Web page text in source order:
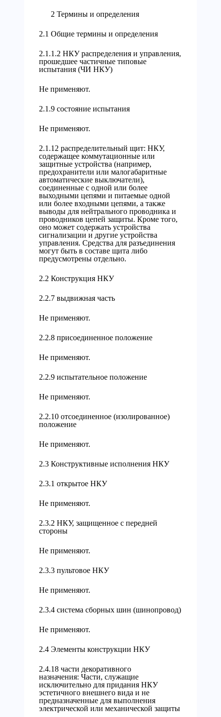
2 Термины и определения
2.1 Общие термины и определения
2.1.1.2 НКУ распределения и управления,
прошедшее частичные типовые
испытания (ЧИ НКУ)
Не применяют.
2.1.9 состояние испытания
Не применяют.
2.1.12 распределительный щит: НКУ,
содержащее коммутационные или
защитные устройства (например,
предохранители или малогабаритные
автоматические выключатели),
соединенные с одной или более
выходными цепями и питаемые одной
или более входными цепями, а также
выводы для нейтрального проводника и
проводников цепей защиты. Кроме того,
оно может содержать устройства
сигнализации и другие устройства
управления. Средства для разъединения
могут быть в составе щита либо
предусмотрены отдельно.
2.2 Конструкция НКУ
2.2.7 выдвижная часть
Не применяют.
2.2.8 присоединенное положение
Не применяют.
2.2.9 испытательное положение
Не применяют.
2.2.10 отсоединенное (изолированное)
положение
Не применяют.
2.3 Конструктивные исполнения НКУ
2.3.1 открытое НКУ
Не применяют.
2.3.2 НКУ, защищенное с передней
стороны
Не применяют.
2.3.3 пультовое НКУ
Не применяют.
2.3.4 система сборных шин (шинопровод)
Не применяют.
2.4 Элементы конструкции НКУ
2.4.18 части декоративного
назначения: Части, служащие
исключительно для придания НКУ
эстетичного внешнего вида и не
предназначенные для выполнения
электрической или механической защиты